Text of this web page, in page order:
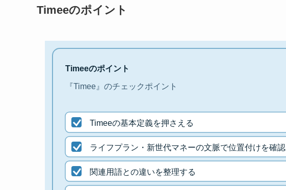
Timeeのポイント
Timeeのポイント
『Timee』のチェックポイント
Timeeの基本定義を押さえる
ライフプラン・新世代マネーの文脈で位置付けを確認
関連用語との違いを整理する